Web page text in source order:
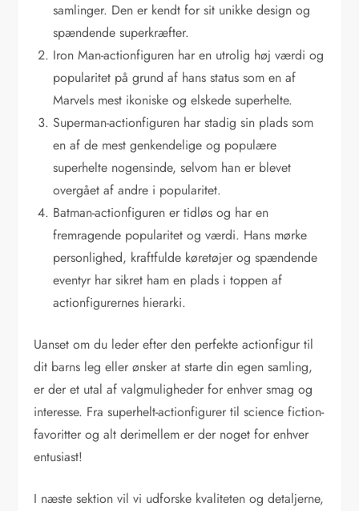
samlinger. Den er kendt for sit unikke design og
spændende superkræfter.
Iron Man-actionfiguren har en utrolig høj værdi og
popularitet på grund af hans status som en af
Marvels mest ikoniske og elskede superhelte.
Superman-actionfiguren har stadig sin plads som
en af de mest genkendelige og populære
superhelte nogensinde, selvom han er blevet
overgået af andre i popularitet.
Batman-actionfiguren er tidløs og har en
fremragende popularitet og værdi. Hans mørke
personlighed, kraftfulde køretøjer og spændende
eventyr har sikret ham en plads i toppen af
actionfigurernes hierarki.
Uanset om du leder efter den perfekte actionfigur til
dit barns leg eller ønsker at starte din egen samling,
er der et utal af valgmuligheder for enhver smag og
interesse. Fra superhelt-actionfigurer til science fiction-
favoritter og alt derimellem er der noget for enhver
entusiast!
I næste sektion vil vi udforske kvaliteten og detaljerne,